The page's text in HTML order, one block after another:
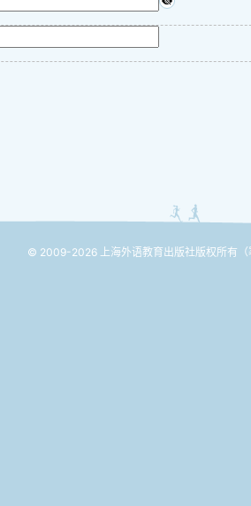
© 2009-2026 上海外语教育出版社版权所有